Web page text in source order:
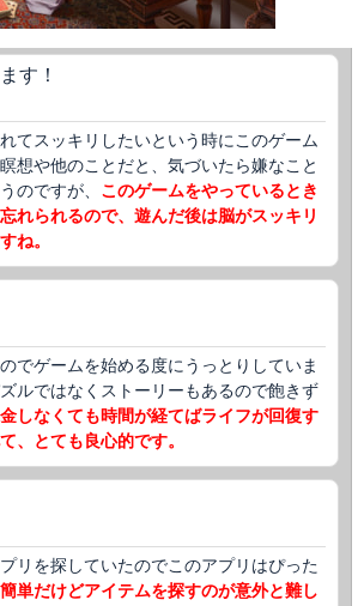
す！
てスッキリしたいという時にこのゲーム
想や他のことだと、気づいたら嫌なこと
のですが、 このゲームをやっているとき
れられるので、遊んだ後は脳がスッキリ
ね。
でゲームを始める度にうっとりしていま
ルではなくストーリーもあるので飽きず
しなくても時間が経てばライフが回復す
、とても良心的です。
リを探していたのでこのアプリはぴった
単だけどアイテムを探すのが意外と難し